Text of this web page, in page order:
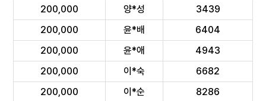
200,000
양*성
3439
200,000
윤*배
6404
200,000
윤*애
4943
200,000
이*숙
6682
200,000
이*순
8286